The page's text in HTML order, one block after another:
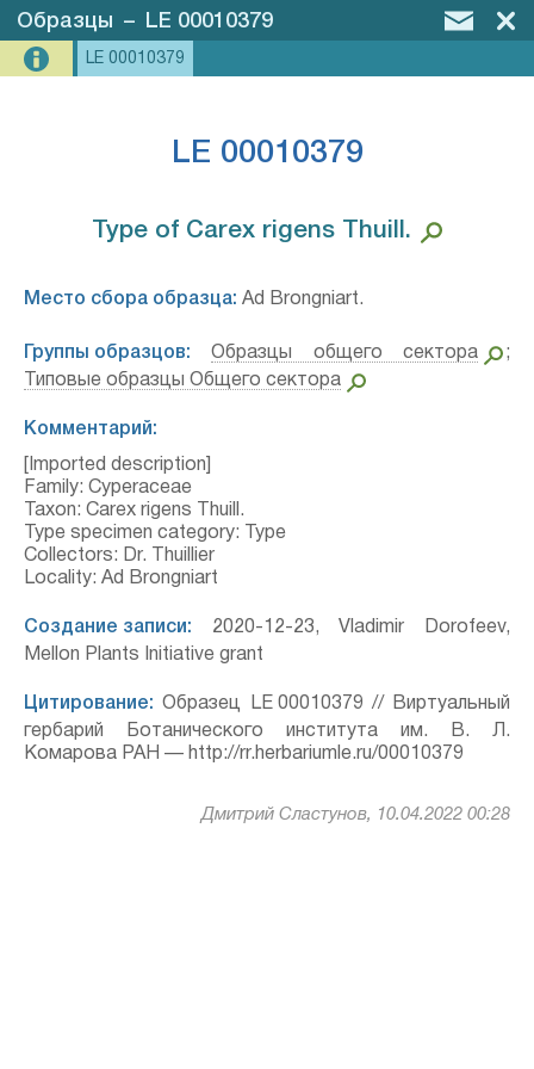
Образцы – LE 00010379
LE 00010379
LE 00010379
Type of Carex rigens Thuill.⁣
Место сбора образца: Ad Brongniart.
Группы образцов: Образцы общего сектора
;
Типовые образцы Общего сектора
Комментарий:
[Imported description]
Family: Cyperaceae
Taxon: Carex rigens Thuill.
Type specimen category: Type
Collectors: Dr. Thuillier
Locality: Ad Brongniart
Создание записи: 2020-12-23, Vladimir Dorofeev,
Mellon Plants Initiative grant
Цитирование: Образец LE 00010379 // Виртуальный
гербарий Ботанического института им. В. Л.
Комарова РАН — http://rr.herbariumle.ru/00010379
Дмитрий Сластунов, 10.04.2022 00:28